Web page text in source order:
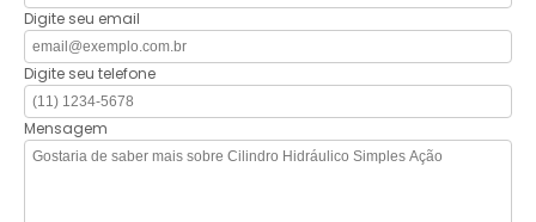
Digite seu email
Digite seu telefone
Mensagem